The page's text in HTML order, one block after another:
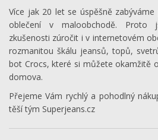
Více jak 20 let se úspěšně
oblečení v maloobchodě. Proto
zkušenosti zúročit i v internetovém
rozmanitou škálu jeansů, topů,
bot Crocs, které si můžete okamžitě
domova.
Přejeme Vám rychlý a pohodlný
těší tým Superjeans.cz